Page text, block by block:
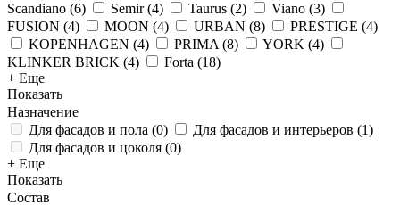
Scandiano (6) Semir(4) Taurus (2) Viano (3)
FUSION (4) MOON (4) URBAN (8) PRESTIGE (4)
KOPENHAGEN (4) PRIMA (8) YORK (4)
KLINKER BRICK (4) Forta (18)
+ Еще
Показать
Назначение
Для фасадов и пола (0) Для фасадов и интерьеров (1)
Для фасадов и цоколя (0)
+ Еще
Показать
Состав